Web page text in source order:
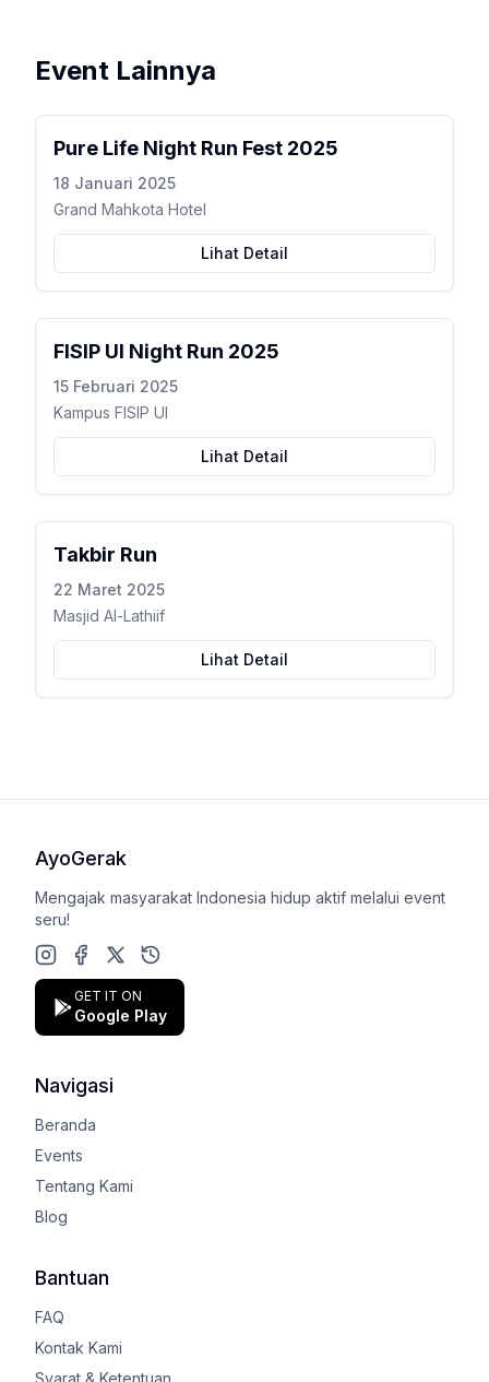
Event Lainnya
Pure Life Night Run Fest 2025
18 Januari 2025
Grand Mahkota Hotel
Lihat Detail
FISIP UI Night Run 2025
15 Februari 2025
Kampus FISIP UI
Lihat Detail
Takbir Run
22 Maret 2025
Masjid Al-Lathiif
Lihat Detail
AyoGerak
Mengajak masyarakat Indonesia hidup aktif melalui event
seru!
Instagram
Facebook
X (Twitter)
Google Play Store
GET IT ON
Google Play
Navigasi
Beranda
Events
Tentang Kami
Blog
Bantuan
FAQ
Kontak Kami
Syarat & Ketentuan